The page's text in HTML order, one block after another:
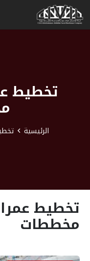
تخطيط
الرئيسية
تخطيط
مخططات